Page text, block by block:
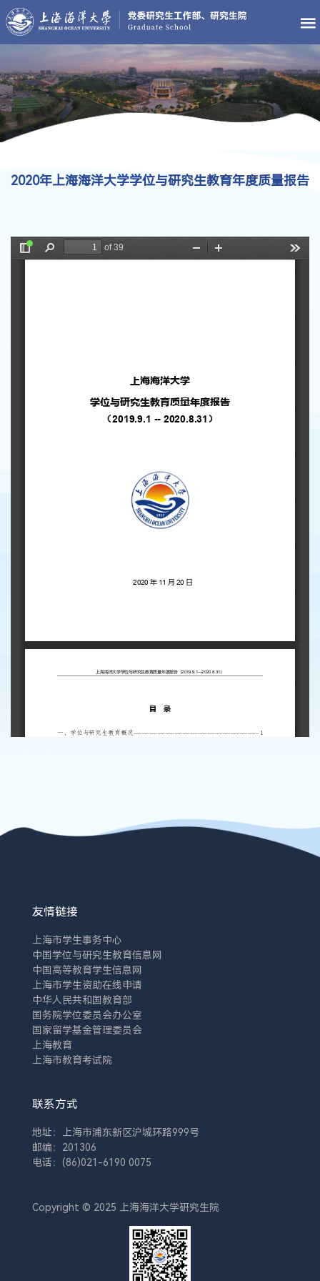
2020年上海海洋大学学位与研究生教育年度质量报告
友情链接
上海市学生事务中心
中国学位与研究生教育信息网
中国高等教育学生信息网
上海市学生资助在线申请
中华人民共和国教育部
国务院学位委员会办公室
国家留学基金管理委员会
上海教育
上海市教育考试院
联系方式
地址：上海市浦东新区沪城环路999号
邮编：201306
电话：(86)021-6190 0075
Copyright © 2025 上海海洋大学研究生院